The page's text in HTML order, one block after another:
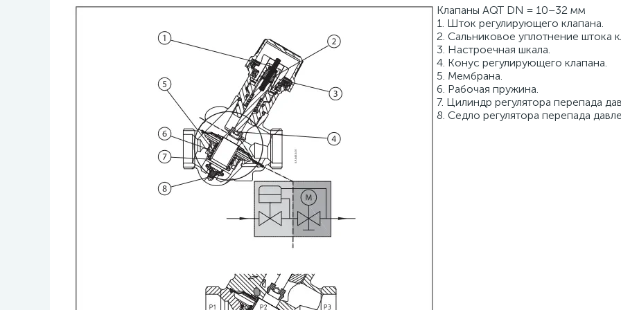
Клапаны AQT DN = 10–32 мм
1. Шток регулирующего клапана.
2. Сальниковое уплотнение штока
3. Настроечная шкала.
4. Конус регулирующего клапана.
5. Мембрана.
6. Рабочая пружина.
7. Цилиндр регулятора перепада
8. Седло регулятора перепада